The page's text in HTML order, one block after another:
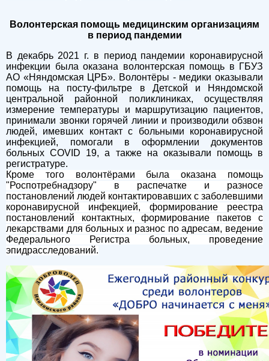
Волонтерская помощь медицинским организациям
в период пандемии
В декабрь 2021 г. в период пандемии коронавирусной
инфекции была оказана волонтерская помощь в ГБУЗ
АО «Няндомская ЦРБ». Волонтёры - медики оказывали
помощь на посту-фильтре в Детской и Няндомской
центральной районной поликлиниках, осуществляя
измерение температуры и маршрутизацию пациентов,
принимали звонки горячей линии и производили обзвон
людей, имевших контакт с больными коронавирусной
инфекцией, помогали в оформлении документов
больныхCOVID 19, а также на оказывали помощь в
регистратуре.
Кроме того волонтёрами была оказана помощь
"Роспотребнадзору" в распечатке и разносе
постановлений людей контактировавших с заболевшими
коронавирусной инфекцией, формирование реестра
постановлений контактных, формирование пакетов с
лекарствами для больных и разнос по адресам, ведение
Федерального Регистра больных, проведение
эпидрасследований.